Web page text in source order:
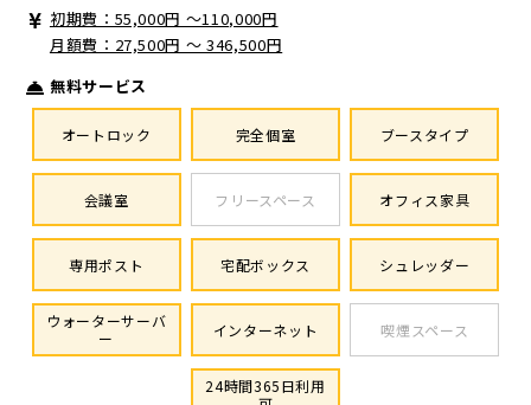
初期費：55,000円 〜110,000円
月額費：27,500円 ～ 346,500円
無料サービス
オートロック 完全個室 ブースタイプ
会議室 フリースペース オフィス家具
専用ポスト 宅配ボックス シュレッダー
ウォーターサーバ
ー
インターネット 喫煙スペース
24時間365日利用